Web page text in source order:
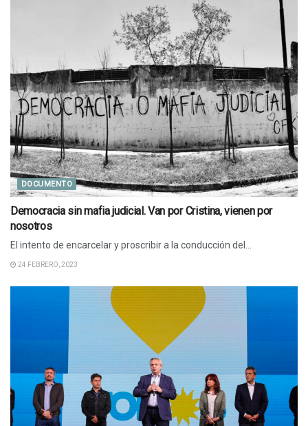
DOCUMENTO
Democracia sin mafia judicial. Van por Cristina, vienen por
nosotros
El intento de encarcelar y proscribir a la conducción del...
24 FEBRERO, 2023